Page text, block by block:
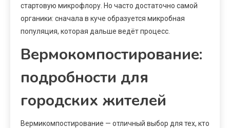
стартовую микрофлору. Но часто достаточно самой
органики: сначала в куче образуется микробная
популяция, которая дальше ведёт процесс.
Вермокомпостирование:
подробности для
городских жителей
Вермикомпостирование — отличный выбор для тех, кто